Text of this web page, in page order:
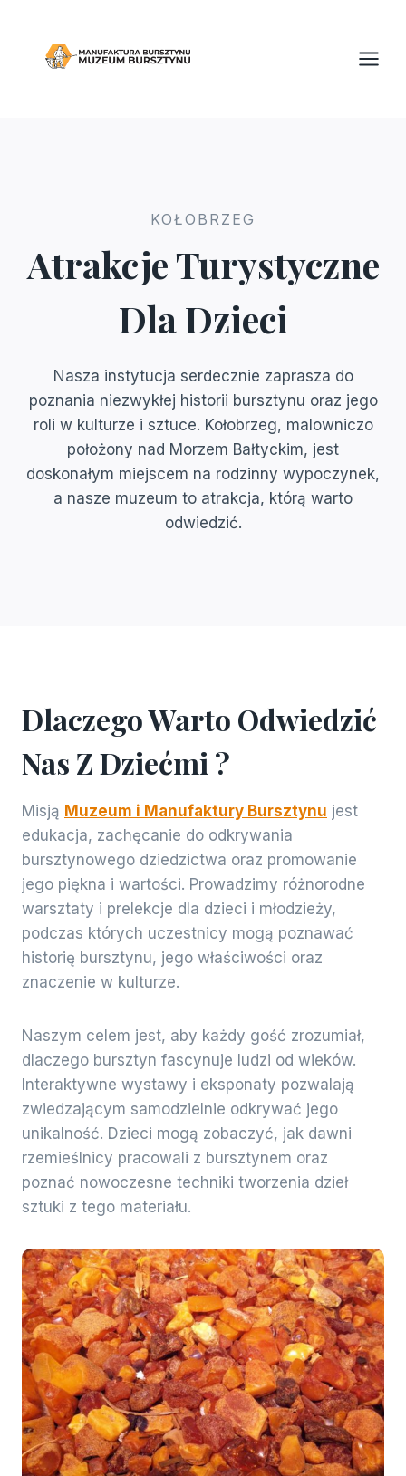
KOŁOBRZEG
Atrakcje Turystyczne
Dla Dzieci
Nasza instytucja serdecznie zaprasza do
poznania niezwykłej historii bursztynu oraz jego
roli w kulturze i sztuce. Kołobrzeg, malowniczo
położony nad Morzem Bałtyckim, jest
doskonałym miejscem na rodzinny wypoczynek,
a nasze muzeum to atrakcja, którą warto
odwiedzić.
Dlaczego Warto Odwiedzić
Nas Z Dziećmi ?
Misją Muzeum i Manufaktury Bursztynu jest
edukacja, zachęcanie do odkrywania
bursztynowego dziedzictwa oraz promowanie
jego piękna i wartości. Prowadzimy różnorodne
warsztaty i prelekcje dla dzieci i młodzieży,
podczas których uczestnicy mogą poznawać
historię bursztynu, jego właściwości oraz
znaczenie w kulturze.
Naszym celem jest, aby każdy gość zrozumiał,
dlaczego bursztyn fascynuje ludzi od wieków.
Interaktywne wystawy i eksponaty pozwalają
zwiedzającym samodzielnie odkrywać jego
unikalność. Dzieci mogą zobaczyć, jak dawni
rzemieślnicy pracowali z bursztynem oraz
poznać nowoczesne techniki tworzenia dzieł
sztuki z tego materiału.